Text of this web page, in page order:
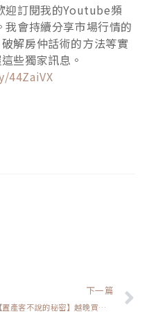
迎訂閱我的Youtube頻
會持續分享市場行情的
解房仲話術的方法等實
些獨家訊息。
下一篇
【置產客不說的秘密】越晚買房真的更有利？用「投報率公式」告訴你為什麼先買股反而不划算！